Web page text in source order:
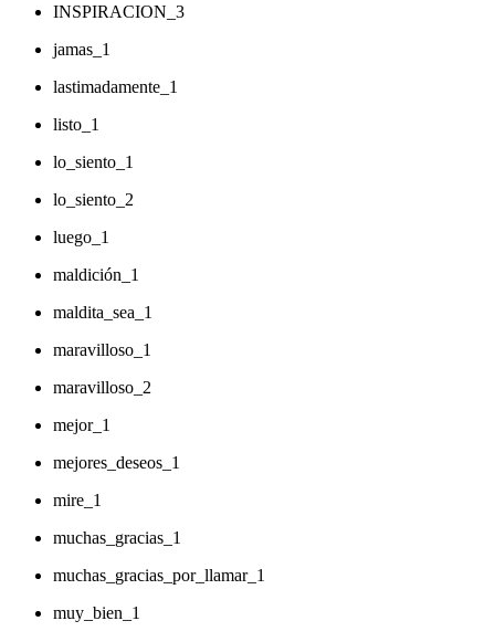
INSPIRACION_3
jamas_1
lastimadamente_1
listo_1
lo_siento_1
lo_siento_2
luego_1
maldición_1
maldita_sea_1
maravilloso_1
maravilloso_2
mejor_1
mejores_deseos_1
mire_1
muchas_gracias_1
muchas_gracias_por_llamar_1
muy_bien_1